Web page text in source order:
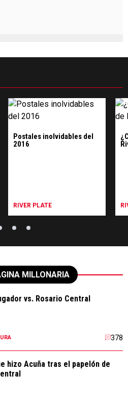
Postales inolvidables del
2016
RIVER PLATE
MILLONARIA
vs. Rosario Central
378
hizo Acuña tras el papelón de